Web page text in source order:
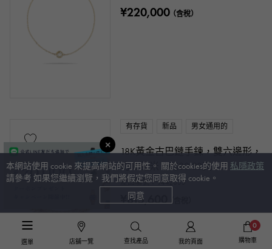
選單 店舖一覽 查找產品 我的頁面
0
購物車
¥220,000（含稅）
有存貨 新品 男女通用的
18K黃金古巴鏈手鍊，雙六邊形，
約18厘米，約30.23克
產品編號： J442035
¥815,600（含稅）
本網站使用 cookie 來提高網站的可用性。 關於cookies的使用 私隱政策
請參考 如果您繼續瀏覽，我們將假定您同意取得 cookie。
同意